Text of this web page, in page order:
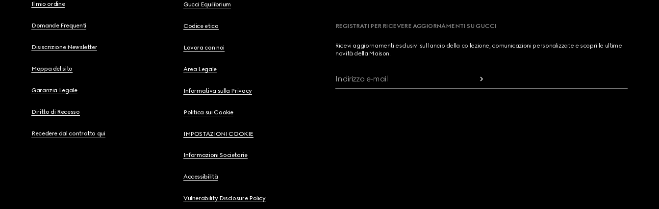
Il mio ordine
Domande Frequenti
Disiscrizione Newsletter
Mappa del sito
Garanzia Legale
Diritto di Recesso
Recedere dal contratto qui
Gucci Equilibrium
Codice etico
Lavora con noi
Area Legale
Informativa sulla Privacy
Politica sui Cookie
IMPOSTAZIONI COOKIE
Informazioni Societarie
Accessibilità
Vulnerability Disclosure Policy
REGISTRATI PER RICEVERE AGGIORNAMENTI SU GUCCI
Ricevi aggiornamenti esclusivi sul lancio della collezione, comunicazioni personalizzate e scopri le ultime
novità della Maison.
Indirizzo e-mail